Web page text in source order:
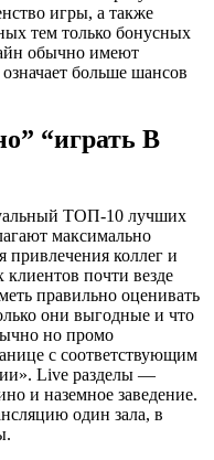
игры, а также
тем только бонусных
обычно имеют
больше шансов
“играть В
ТОП-10 лучшиx
максимально
привлечения коллег и
почти везде
правильно оценивать
они выгодные и что
но промо
с соответствующим
Live разделы —
и наземное заведение.
один зала, в